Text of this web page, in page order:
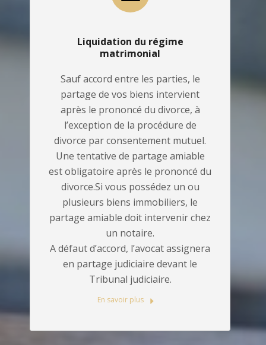
Liquidation du régime
matrimonial
Sauf accord entre les parties, le
partage de vos biens intervient
après le prononcé du divorce, à
l’exception de la procédure de
divorce par consentement mutuel.
Une tentative de partage amiable
est obligatoire après le prononcé du
divorce.Si vous possédez un ou
plusieurs biens immobiliers, le
partage amiable doit intervenir chez
un notaire.
A défaut d’accord, l’avocat assignera
en partage judiciaire devant le
Tribunal judiciaire.
En savoir plus